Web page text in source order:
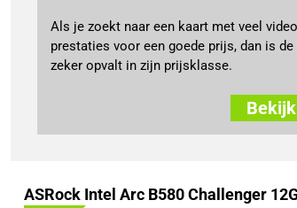
Als je zoekt naar een kaart met veel
prestaties voor een goede prijs, dan is
zeker opvalt in zijn prijsklasse.
ASRock Intel Arc B580 Challenger